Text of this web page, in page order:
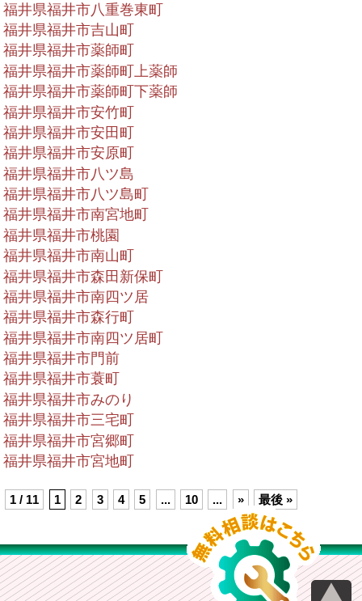
福井県福井市八重巻東町
福井県福井市吉山町
福井県福井市薬師町
福井県福井市薬師町上薬師
福井県福井市薬師町下薬師
福井県福井市安竹町
福井県福井市安田町
福井県福井市安原町
福井県福井市八ツ島
福井県福井市八ツ島町
福井県福井市南宮地町
福井県福井市桃園
福井県福井市南山町
福井県福井市森田新保町
福井県福井市南四ツ居
福井県福井市森行町
福井県福井市南四ツ居町
福井県福井市門前
福井県福井市蓑町
福井県福井市みのり
福井県福井市三宅町
福井県福井市宮郷町
福井県福井市宮地町
1 / 11 1 2 3 4 5 ... 10 ... » 最後 »